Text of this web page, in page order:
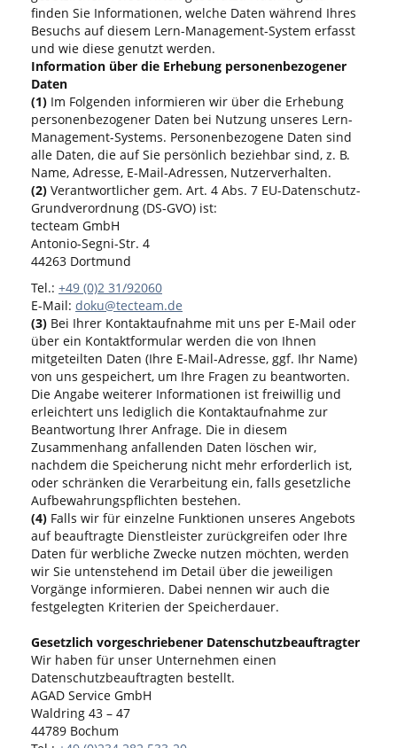
finden Sie Informationen, welche Daten während Ihres
Besuchs auf diesem Lern-Management-System erfasst
und wie diese genutzt werden.
Information über die Erhebung personenbezogener
Daten
(1) Im Folgenden informieren wir über die Erhebung
personenbezogener Daten bei Nutzung unseres Lern-
Management-Systems. Personenbezogene Daten sind
alle Daten, die auf Sie persönlich beziehbar sind, z. B.
Name, Adresse, E-Mail-Adressen, Nutzerverhalten.
(2) Verantwortlicher gem. Art. 4 Abs. 7 EU-Datenschutz-
Grundverordnung (DS-GVO) ist:
tecteam GmbH
Antonio-Segni-Str. 4
44263 Dortmund
Tel.: +49 (0)2 31/92060
E-Mail: doku@tecteam.de
(3) Bei Ihrer Kontaktaufnahme mit uns per E-Mail oder
über ein Kontaktformular werden die von Ihnen
mitgeteilten Daten (Ihre E-Mail-Adresse, ggf. Ihr Name)
von uns gespeichert, um Ihre Fragen zu beantworten.
Die Angabe weiterer Informationen ist freiwillig und
erleichtert uns lediglich die Kontaktaufnahme zur
Beantwortung Ihrer Anfrage. Die in diesem
Zusammenhang anfallenden Daten löschen wir,
nachdem die Speicherung nicht mehr erforderlich ist,
oder schränken die Verarbeitung ein, falls gesetzliche
Aufbewahrungspflichten bestehen.
(4) Falls wir für einzelne Funktionen unseres Angebots
auf beauftragte Dienstleister zurückgreifen oder Ihre
Daten für werbliche Zwecke nutzen möchten, werden
wir Sie untenstehend im Detail über die jeweiligen
Vorgänge informieren. Dabei nennen wir auch die
festgelegten Kriterien der Speicherdauer.
Gesetzlich vorgeschriebener Datenschutzbeauftragter
Wir haben für unser Unternehmen einen
Datenschutzbeauftragten bestellt.
AGAD Service GmbH
Waldring 43 – 47
44789 Bochum